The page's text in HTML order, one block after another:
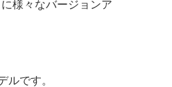
様々なバージョンア
ルです。